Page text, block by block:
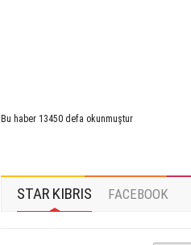
Bu haber 13450 defa okunmuştur
STAR KIBRIS FACEBOOK